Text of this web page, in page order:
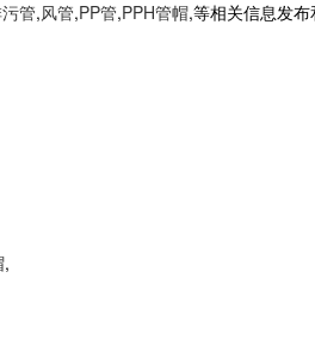
管,风管,PP管,PPH管帽,等相关信息发布
,